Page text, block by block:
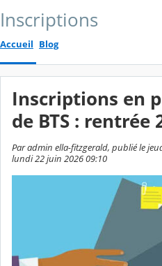
Inscriptions
Accueil Blog
Inscriptions en
de BTS : rentrée
Par admin ella-fitzgerald, publié le
lundi 22 juin 2026 09:10